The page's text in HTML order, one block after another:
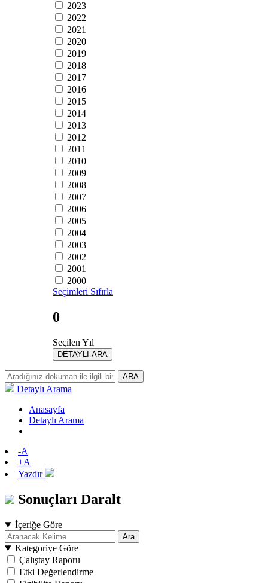
2023
2022
2021
2020
2019
2018
2017
2016
2015
2014
2013
2012
2011
2010
2009
2008
2007
2006
2005
2004
2003
2002
2001
2000
Seçimleri Sıfırla
0
Seçilen Yıl
DETAYLI ARA
ARA
Detaylı Arama
Anasayfa
Detaylı Arama
-A
+A
Yazdır
Sonuçları Daralt
İçeriğe Göre
Ara
Kategoriye Göre
Çalıştay Raporu
Etki Değerlendirme